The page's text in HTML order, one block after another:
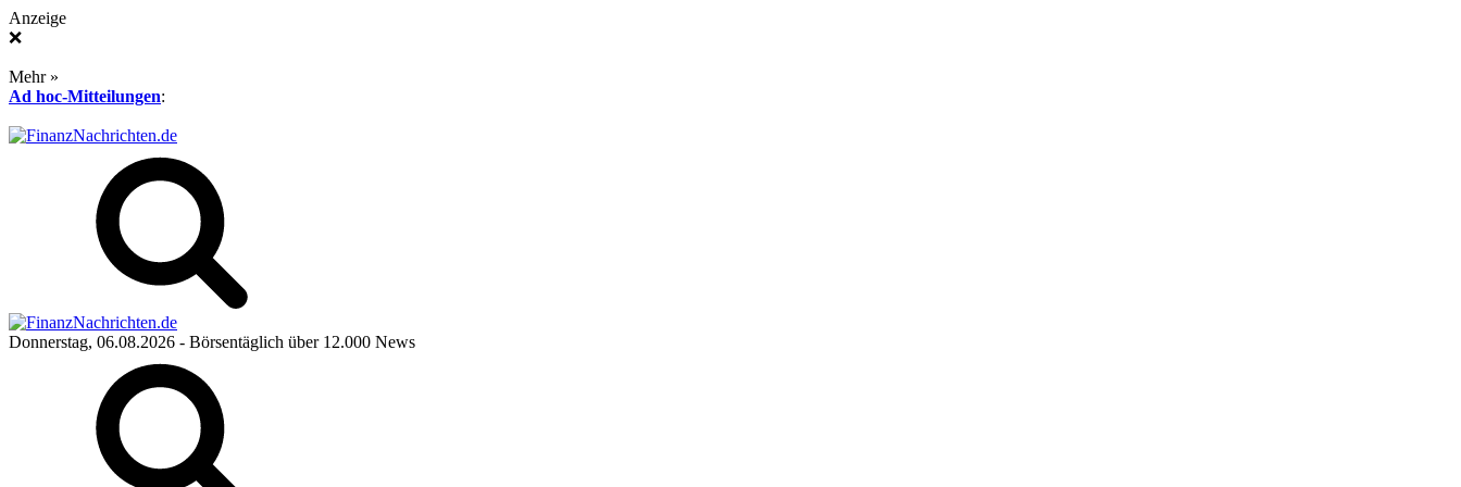
Anzeige
❌
Mehr »
Ad hoc-Mitteilungen:
Donnerstag, 06.08.2026 - Börsentäglich über 12.000 News